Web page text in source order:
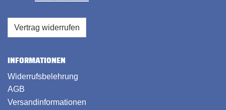
Vertrag widerrufen
INFORMATIONEN
Widerrufsbelehrung
AGB
Versandinformationen